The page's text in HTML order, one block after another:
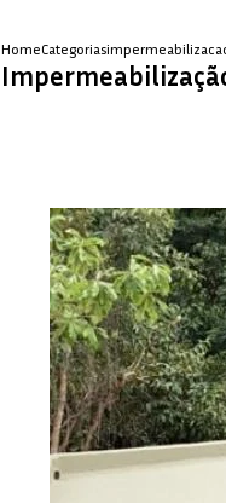
HomeCategorias